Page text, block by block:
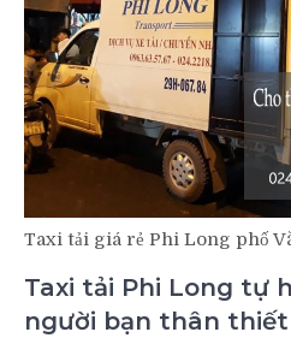
Taxi tải giá rẻ Phi Long phố
Taxi tải Phi Long tự
người bạn thân